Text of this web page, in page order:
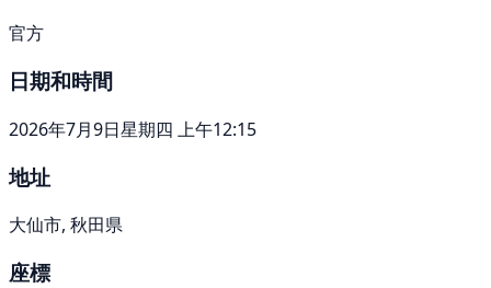
官方
日期和時間
2026年7月9日星期四 上午12:15
地址
大仙市, 秋田県
座標